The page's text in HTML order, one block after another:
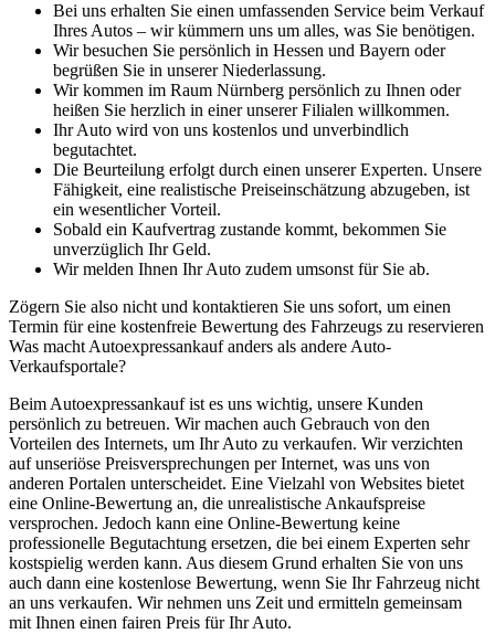
Bei uns erhalten Sie einen umfassenden Service beim Verkauf
Ihres Autos – wir kümmern uns um alles, was Sie benötigen.
Wir besuchen Sie persönlich in Hessen und Bayern oder
begrüßen Sie in unserer Niederlassung.
Wir kommen im Raum Nürnberg persönlich zu Ihnen oder
heißen Sie herzlich in einer unserer Filialen willkommen.
Ihr Auto wird von uns kostenlos und unverbindlich
begutachtet.
Die Beurteilung erfolgt durch einen unserer Experten. Unsere
Fähigkeit, eine realistische Preiseinschätzung abzugeben, ist
ein wesentlicher Vorteil.
Sobald ein Kaufvertrag zustande kommt, bekommen Sie
unverzüglich Ihr Geld.
Wir melden Ihnen Ihr Auto zudem umsonst für Sie ab.
Zögern Sie also nicht und kontaktieren Sie uns sofort, um einen
Termin für eine kostenfreie Bewertung des Fahrzeugs zu reservieren
Was macht Autoexpressankauf anders als andere Auto-
Verkaufsportale?
Beim Autoexpressankauf ist es uns wichtig, unsere Kunden
persönlich zu betreuen. Wir machen auch Gebrauch von den
Vorteilen des Internets, um Ihr Auto zu verkaufen. Wir verzichten
auf unseriöse Preisversprechungen per Internet, was uns von
anderen Portalen unterscheidet. Eine Vielzahl von Websites bietet
eine Online-Bewertung an, die unrealistische Ankaufspreise
versprochen. Jedoch kann eine Online-Bewertung keine
professionelle Begutachtung ersetzen, die bei einem Experten sehr
kostspielig werden kann. Aus diesem Grund erhalten Sie von uns
auch dann eine kostenlose Bewertung, wenn Sie Ihr Fahrzeug nicht
an uns verkaufen. Wir nehmen uns Zeit und ermitteln gemeinsam
mit Ihnen einen fairen Preis für Ihr Auto.